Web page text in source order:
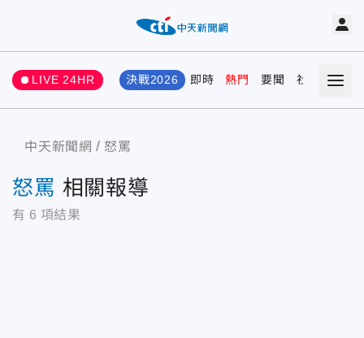
LIVE 24HR 決戰2026 即時 熱門 要聞 社會 娛樂
中天新聞網 怒罵
怒罵 相關報導
有 6 項結果